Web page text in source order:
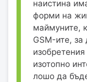
наистина
форми на
маймуните,
GSM-ите, за
изотопно
лошо да